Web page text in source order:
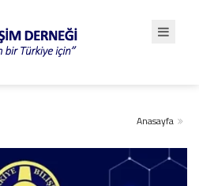
Anasayfa